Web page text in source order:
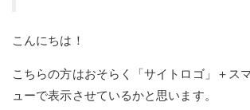
こんにちは！
こちらの方はおそらく「サイトロゴ」＋ス
ューで表示させているかと思います。